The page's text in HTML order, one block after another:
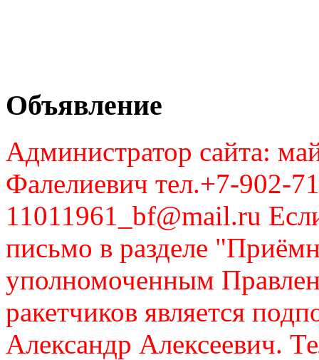
Объявление
Администратор сайта:
Фалелиевич тел.+7-902-
11011961_bf@mail.ru
письмо в разделе
уполномоченным
ракетчиков является
Александр Алексеевич.